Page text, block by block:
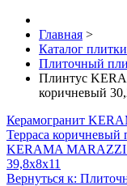
Главная >
Каталог плитки
Плиточный
Плинтус
коричневый
Керамогранит
Терраса коричневый
KERAMA MARAZZI
39,8х8х11
Вернуться к: